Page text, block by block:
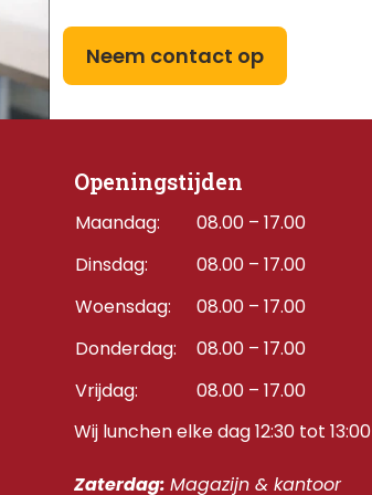
Neem contact op
Openingstijden
Maandag:
08.00 – 17.00
Dinsdag:
08.00 – 17.00
Woensdag:
08.00 – 17.00
Donderdag: 08.00 – 17.00
Vrijdag:
08.00 – 17.00
Wij lunchen elke dag 12:30 tot 13:00
Zaterdag: Magazijn & kantoor